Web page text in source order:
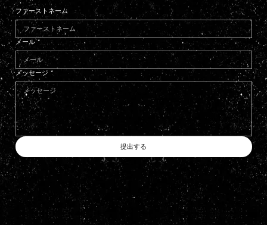
ファーストネーム
メール *
メッセージ *
提出する